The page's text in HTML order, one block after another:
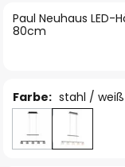
Paul Neuhaus LED-
80cm
Farbe: stahl / weiß